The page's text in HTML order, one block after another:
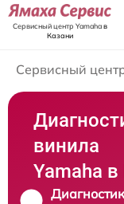
Сервисный центр Yamahaв
Казани
Сервисный
винила
Yamaha